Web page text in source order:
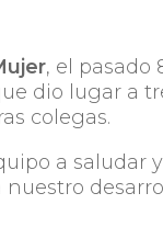
, el pasado
dio lugar a
colegas.
a saludar